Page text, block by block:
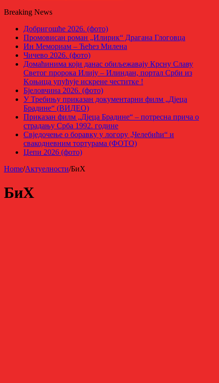
Breaking News
Добригошће 2026. (фото)
Промовисан роман „Илирик“ Драгана Глоговца
Ин Мемориам – Ћећез Милена
Чичево 2026. (фото)
Домаћинима који данас обиљежавају Крсну Славу
Светог пророка Илију – Илиндан, портал Срби из
Kоњица упућује искрене честитке !
Бјеловчина 2026. (фото)
У Требињу приказан документарни филм „Дјеца
Брадине“ (ВИДЕО)
Приказан филм „Дјеца Брадине“ – потресна прича о
страдању Срба 1992. године
Свједочење о боравку у логору „Челебићи“ и
свакодневним тортурама (ФОТО)
Џепи 2026 (фото)
Home/Актуелности/БиХ
БиХ